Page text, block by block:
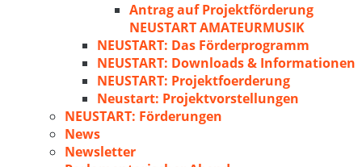
Antrag auf Projektförderung
NEUSTART AMATEURMUSIK
NEUSTART: Das Förderprogramm
NEUSTART: Downloads & Informationen
NEUSTART: Projektfoerderung
Neustart: Projektvorstellungen
NEUSTART: Förderungen
News
Newsletter